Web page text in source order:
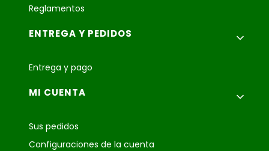
Reglamentos
ENTREGA Y PEDIDOS
Entrega y pago
MI CUENTA
Sus pedidos
Configuraciones de la cuenta